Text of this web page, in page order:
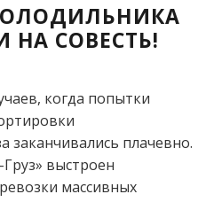
СОВЕСТЬ!
когда попытки
заканчивались плачевно.
выстроен
массивных